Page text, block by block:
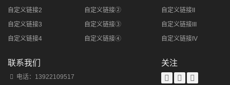
自定义链接2
自定义链接3
自定义链接4
自定义链接②
自定义链接③
自定义链接④
自定义链接II
自定义链接III
自定义链接IV
联系我们
电话：13922109517
关注